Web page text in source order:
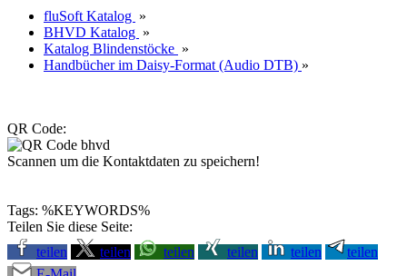
fluSoft Katalog »
BHVD Katalog »
Katalog Blindenstöcke »
Handbücher im Daisy-Format (Audio DTB) »
QR Code:
Scannen um die Kontaktdaten zu speichern!
Tags: %KEYWORDS%
Teilen Sie diese Seite:
teilen
teilen teilen teilen teilen
teilen